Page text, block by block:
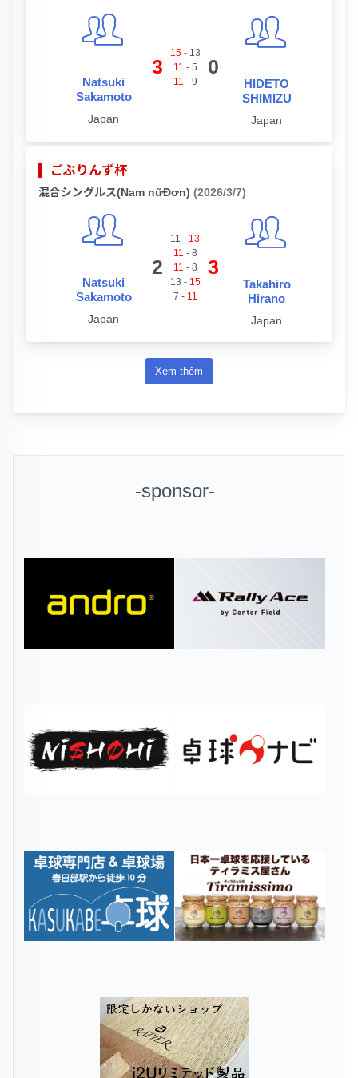
Natsuki
Sakamoto
Japan
3
15- 13
11 - 5
11 - 9
0
HIDETO
SHIMIZU
Japan
ごぶりんず杯
混合シングルス(Nam nữĐơn) (2026/3/7)
Natsuki
Sakamoto
Japan
2
11 - 13
11 - 8
11 - 8
13 - 15
7 - 11
3
Takahiro
Hirano
Japan
Xem thêm
-sponsor-